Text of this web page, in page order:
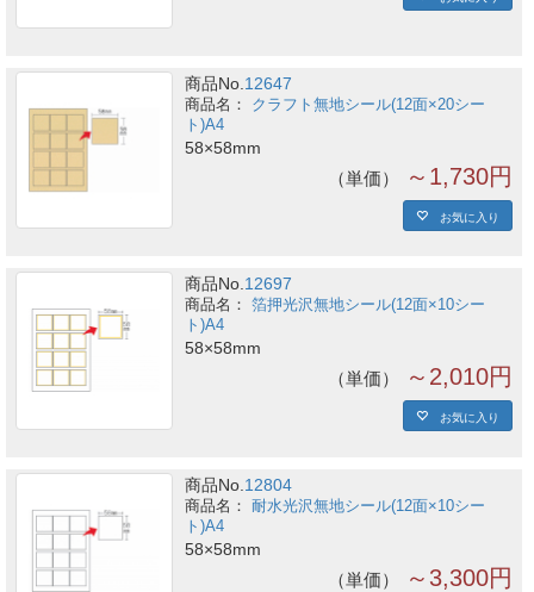
商品No. 12647
クラフト無地シール(12面×20シー
ト)A4
58×58mm
単価 ～1,730円
お気に入り
商品No.12697
箔押光沢無地シール(12面×10シー
ト)A4
58×58mm
単価 ～2,010円
お気に入り
商品No. 12804
耐水光沢無地シール(12面×10シー
ト)A4
58×58mm
単価 ～3,300円